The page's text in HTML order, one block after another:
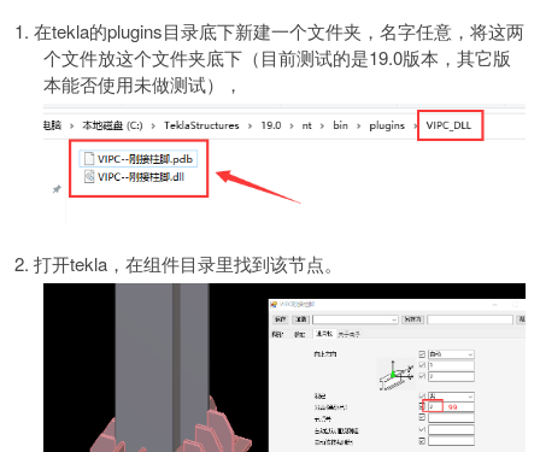
1. 在tekla的plugins目录底下新建一个文件夹，名字任意，将这两
个文件放这个文件夹底下（目前测试的是19.0版本，其它版
本能否使用未做测试），
2. 打开tekla ，在组件目录里找到该节点。